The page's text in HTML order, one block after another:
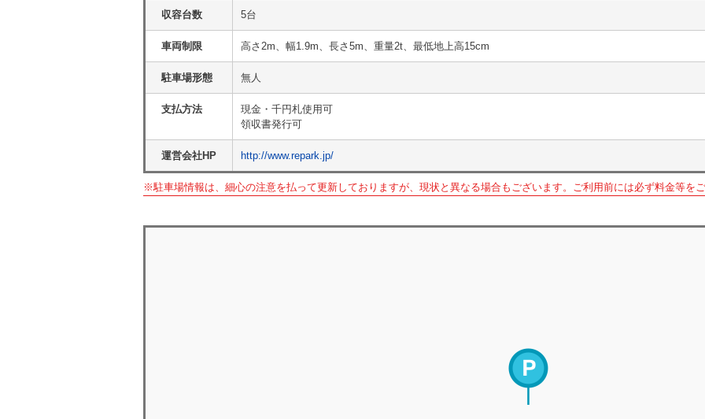
収容台数 5台
車両制限 高さ2m、幅1.9m、長さ5m、重量2t、最低地上高15cm
駐車場形態 無人
支払方法
現金・千円札使用可
領収書発行可
運営会社HP http://www.repark.jp/
※駐車場情報は、細心の注意を払って更新しておりますが、現状と異なる場合もございます。ご利用前には必ず料金等をご